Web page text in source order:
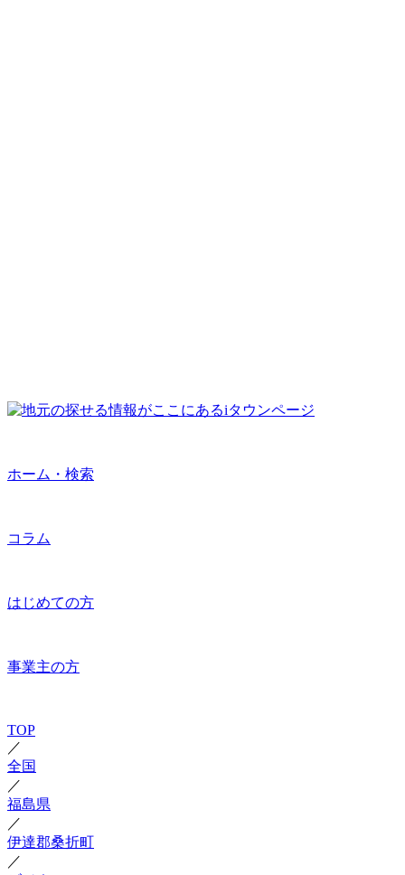
ホーム・検索
コラム
はじめての方
事業主の方
TOP
／
全国
／
福島県
／
伊達郡桑折町
／